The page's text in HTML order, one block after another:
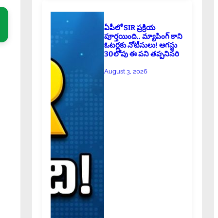
ఏపీలో SIR ప్రక్రియ
పూర్తయింది.. మ్యాపింగ్ కాని
ఓటర్లకు నోటీసులు! ఆగస్టు
30లోపు ఈ పని తప్పనిసరి
August 3, 2026